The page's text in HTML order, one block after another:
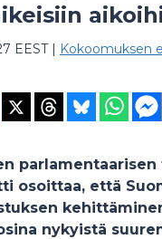
EEST| Kokoomuksen
osoittaa, että
nykyistä